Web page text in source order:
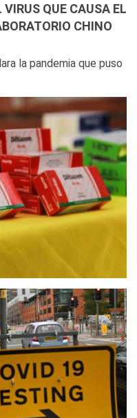
QUE CAUSA EL
CHINO
la pandemia que puso